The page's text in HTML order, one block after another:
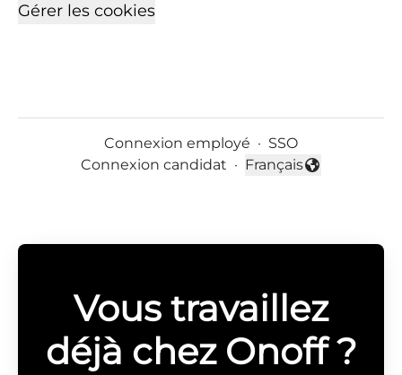
Gérer les cookies
Connexion employé · SSO
Connexion candidat ·
Changer la langue
Français
Vous travaillez
déjà chez Onoff ?